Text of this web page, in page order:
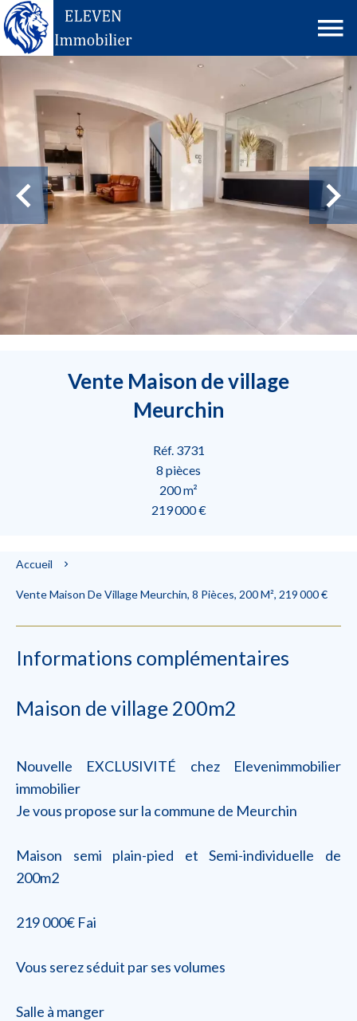
Vente Maison de village
Meurchin
Réf. 3731
8 pièces
200 m²
219 000 €
Accueil
Vente Maison De Village Meurchin, 8 Pièces, 200 M², 219 000 €
Informations complémentaires
Maison de village 200m2
Nouvelle EXCLUSIVITÉ chez Elevenimmobilier
immobilier
Je vous propose sur la commune de Meurchin
Maison semi plain-pied et Semi-individuelle de
200m2
219 000€ Fai
Vous serez séduit par ses volumes
Salle à manger